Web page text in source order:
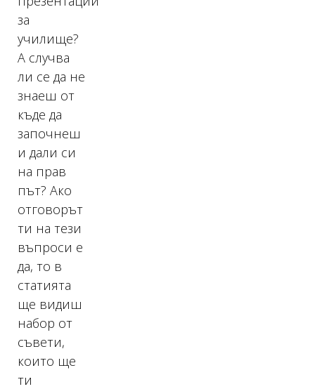
за
училище?
А случва
ли се да не
знаеш от
къде да
започнеш
и дали си
на прав
път? Ако
отговорът
ти на тези
въпроси е
да, то в
статията
ще видиш
набор от
съвети,
които ще
ти